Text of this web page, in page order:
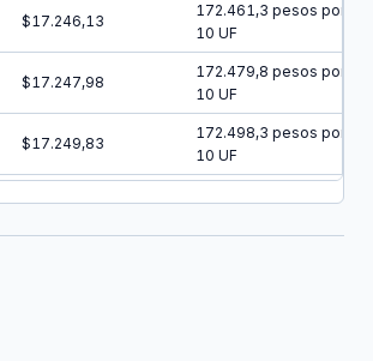
$17.246,13
172.461,3 pesos por
10 UF
$17.247,98
172.479,8 pesos por
10 UF
$17.249,83
172.498,3 pesos por
10 UF
$17.251,68